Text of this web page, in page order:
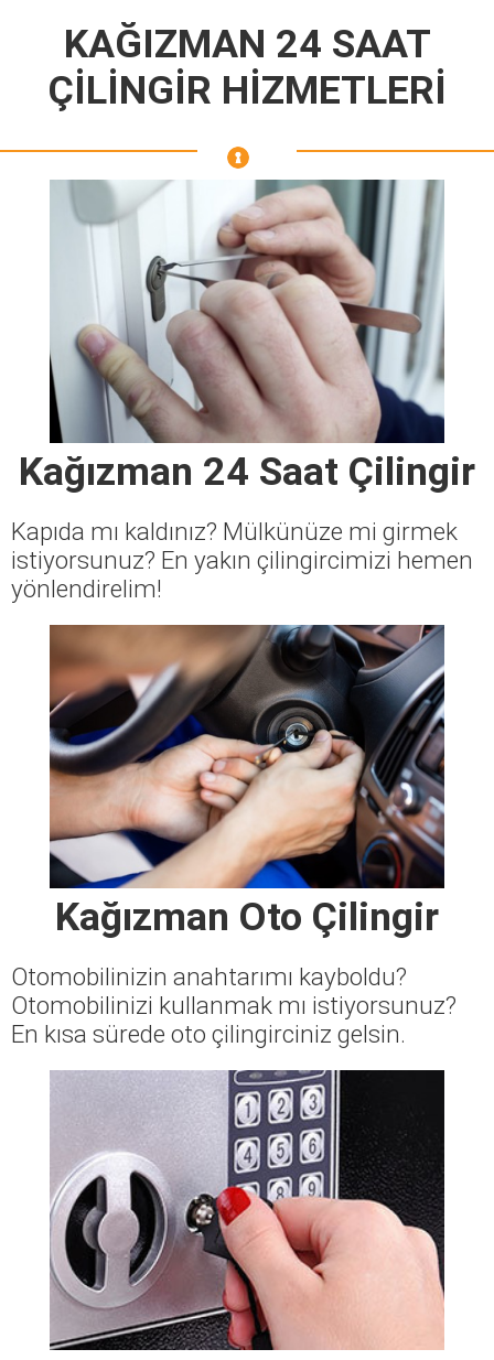
KAĞIZMAN 24 SAAT
ÇİLİNGİR HİZMETLERİ
Kağızman 24 Saat Çilingir
Kapıda mı kaldınız? Mülkünüze mi girmek
istiyorsunuz? En yakın çilingircimizi hemen
yönlendirelim!
Kağızman Oto Çilingir
Otomobilinizin anahtarımı kayboldu?
Otomobilinizi kullanmak mı istiyorsunuz?
En kısa sürede oto çilingirciniz gelsin.